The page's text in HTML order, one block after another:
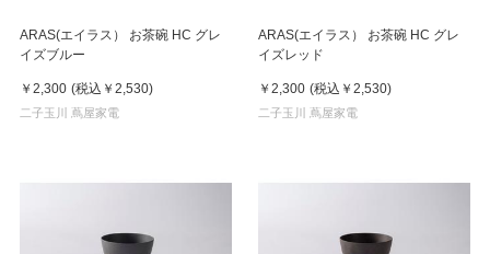
ARAS(エイラス） お茶碗 HC グレ
イズブルー
￥2,300 (税込 ￥2,530)
二子玉川 蔦屋家電
ARAS(エイラス） お茶碗 HC グレ
イズレッド
￥2,300 (税込 ￥2,530)
二子玉川 蔦屋家電